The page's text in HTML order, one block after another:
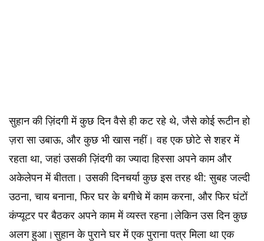
सुहान की ज़िंदगी में कुछ दिन वैसे ही कट रहे थे, जैसे कोई रूटीन हो
ज़रा सा उबाऊ, और कुछ भी खास नहीं। वह एक छोटे से शहर में
रहता था, जहां उसकी ज़िंदगी का ज्यादा हिस्सा अपने काम और
अकेलेपन में बीतता। उसकी दिनचर्या कुछ इस तरह थी: सुबह जल्दी
उठना, चाय बनाना, फिर घर के बगीचे में काम करना, और फिर घंटों
कंप्यूटर पर बैठकर अपने काम में व्यस्त रहना।लेकिन उस दिन कुछ
अलग हुआ।सुहान के पुराने घर में एक पुराना पत्र मिला था एक